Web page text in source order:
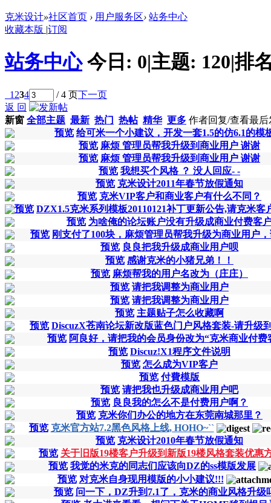
克米设计»社区首页 › 用户服务区› 站务中心
收藏本版 |订阅
站务中心 今日: 0|主题: 120|排
1 234 / 4 页下一页
返 回
新窗 全部主题 最新 热门 热帖 精华 更多 作者回复/查看最后
预览 给可米一个小建议，开发一套1.5的仿6.1的模
预览 麻烦 管理员帮我升级到商业用户 谢谢
预览 麻烦 管理员帮我升级到商业用户 谢谢
预览 我想买个风格 ？ 没人回应- -
预览 克米设计2011年春节放假通知
预览 克米VIP客户和商业客户有什么不同？
预览 DZX1.5克米系列模板20110121补丁更新公告,请克米客
预览 为啥俺的论坛账户没有升级成商业付费客
预览 刚支付了100块，麻烦管理员帮我升级为商业用户
预览 良良把我升级成商业用户呗
预览 感谢克米的小猪兄弟！！
预览 麻烦帮我的用户名改为（庄庄）
预览 请把我调整为商业用户
预览 请把我调整为商业用户
预览 主题贴子怎么收藏啊
预览 DiscuzX苍南论坛新改版蓝色门户风格套装-请升级
预览 阿良好，请把我的会员身份改为“克米商业付费
预览 Discuz!X1程序文件说明
预览 怎么成为VIP客户
预览 付費模版
预览 请把我也升级成商业用户吧
预览 良良我的怎么不是付费用户啊？
预览 克米你们办公的地方在东莞南城那里？
预览 克米官方站7.2黑色风格上线, HOHO~``
预览 克米设计2010年春节放假通知
预览 关于旧版19楼客户升级到新版19楼风格套装优惠
预览 我觉的米克的同志们应该向DZ的ss模版发展
预览 对克米自身现用模版的小小建议!!!
预览 问一下，DZ升到7.1了，克米的商业风格升级